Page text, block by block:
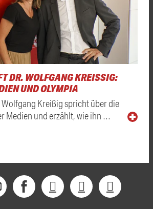
DR. WOLFGANG KREISSIG: Z
UND OLYMPIA
Wolfgang Kreißig spricht über die
Medien und erzählt, wie ihn …